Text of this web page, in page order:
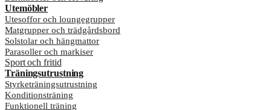
Utemöbler
Utesoffor och loungegrupper
Matgrupper och trädgårdsbord
Solstolar och hängmattor
Parasoller och markiser
Sport och fritid
Träningsutrustning
Styrketräningsutrustning
Konditionsträning
Funktionell träning